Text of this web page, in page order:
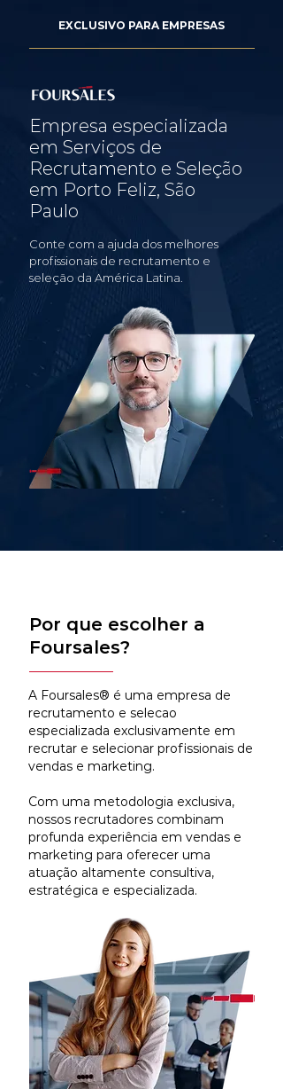
EXCLUSIVO PARA EMPRESAS
Empresa especializada
em Serviços de
Recrutamento e Seleção
em Porto Feliz, São
Paulo
Conte com a ajuda dos melhores
profissionais de recrutamento e
seleção da América Latina.
Por que escolher a
Foursales?
A Foursales® é uma empresa de
recrutamento e selecao
especializada exclusivamente em
recrutar e selecionar profissionais de
vendas e marketing.
Com uma metodologia exclusiva,
nossos recrutadores combinam
profunda experiência em vendas e
marketing para oferecer uma
atuação altamente consultiva,
estratégica e especializada.